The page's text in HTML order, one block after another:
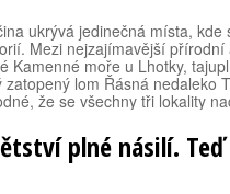
ukrývá jedinečná místa,
Mezi nejzajímavější
Kamenné moře u Lhotky,
zatopený lom Řásná nedaleko
že se všechny tři lokality
plné násilí.